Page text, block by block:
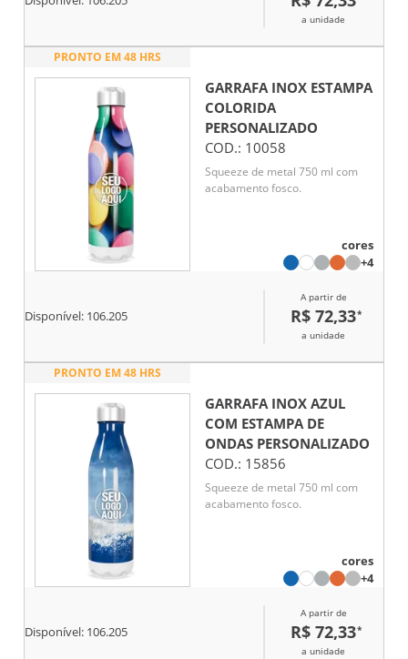
a unidade
PRONTO EM 48 HRS
GARRAFA INOX ESTAMPA
COLORIDA
PERSONALIZADO
COD.: 10058
Squeeze de metal 750 ml com
acabamento fosco.
cores
+4
Disponível: 106.205
A partir de
R$ 72,33*
a unidade
PRONTO EM 48 HRS
GARRAFA INOX AZUL
COM ESTAMPA DE
ONDAS PERSONALIZADO
COD.: 15856
Squeeze de metal 750 ml com
acabamento fosco.
cores
+4
Disponível: 106.205
A partir de
R$ 72,33*
a unidade